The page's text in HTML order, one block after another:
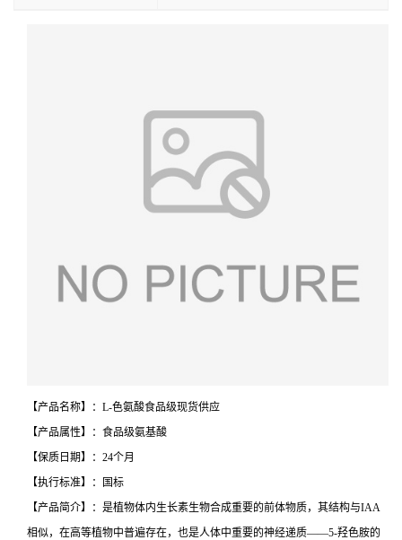
【产品名称】：L-色氨酸食品级现货供应
【产品属性】：食品级氨基酸
【保质日期】：24个月
【执行标准】：国标
【产品简介】：是植物体内生长素生物合成重要的前体物质，其结构与IAA
相似，在高等植物中普遍存在，也是人体中重要的神经递质——5-羟色胺的